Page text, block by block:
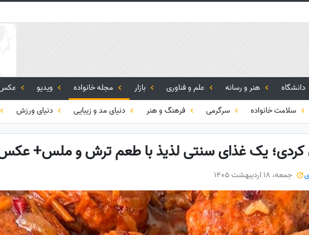
دانشگاه هنر و رسانه علم و فناوری بازار مجله خانواده ویدیو
سلامت خانواده سرگرمی فرهنگ و هنر دنیای مد و زیبایی دنیای ورزش
کردی؛ یک غذای سنتی لذیذ با طعم ترش و ملس+
جمعه، 18 اردیبهشت 1405